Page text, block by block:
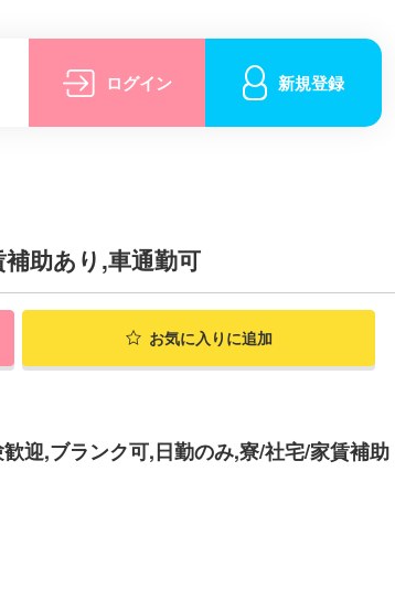
ログイン 新規登録
助あり,車通勤可
お気に入りに追加
迎,ブランク可,日勤のみ,寮/社宅/家賃補助